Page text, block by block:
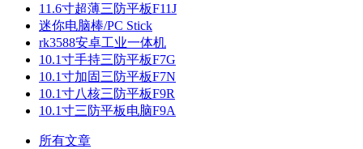
11.6寸超薄三防平板F11J
迷你电脑棒/PC Stick
rk3588安卓工业一体机
10.1寸手持三防平板F7G
10.1寸加固三防平板F7N
10.1寸八核三防平板F9R
10.1寸三防平板电脑F9A
所有文章